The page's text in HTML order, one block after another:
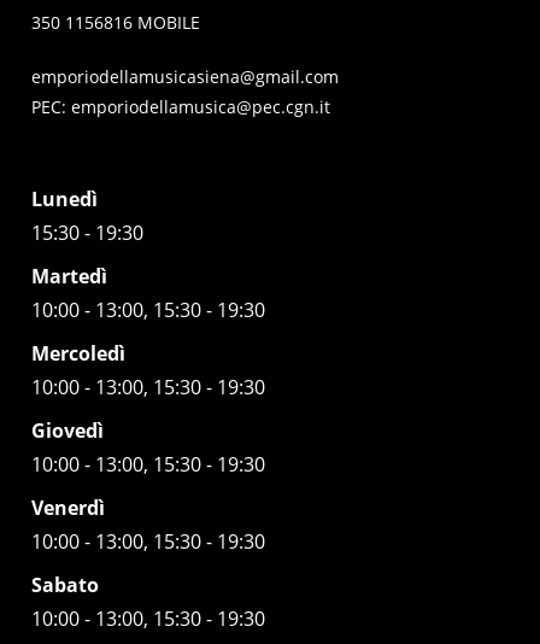
350 1156816 MOBILE
emporiodellamusicasiena@gmail.com
PEC:emporiodellamusica@pec.cgn.it
Lunedì
15:30 - 19:30
Martedì
10:00 - 13:00, 15:30 - 19:30
Mercoledì
10:00 - 13:00, 15:30 - 19:30
Giovedì
10:00 - 13:00, 15:30 - 19:30
Venerdì
10:00 - 13:00, 15:30 - 19:30
Sabato
10:00 - 13:00, 15:30 - 19:30